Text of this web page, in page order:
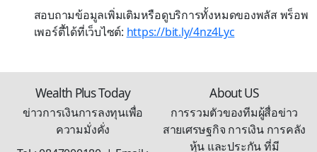
สอบถามข้อมูลเพิ่มเติมหรือดูบริการทั้งหมดของพลัส พร็อพ
เพอร์ตี้ได้ที่เว็บไซต์: https://bit.ly/4nz4Lyc
Wealth Plus Today
ข่าวการเงินการลงทุนเพื่อ
ความมั่งคั่ง
About US
การรวมตัวของทีมผู้สื่อข่าว
สายเศรษฐกิจ การเงิน การคลัง
หุ้น และประกัน ที่มี